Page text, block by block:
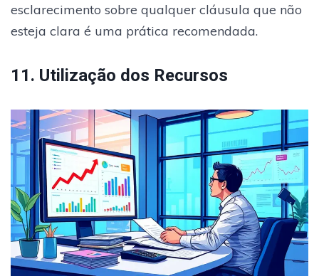
esclarecimento sobre qualquer cláusula que não
esteja clara é uma prática recomendada.
11. Utilização dos Recursos